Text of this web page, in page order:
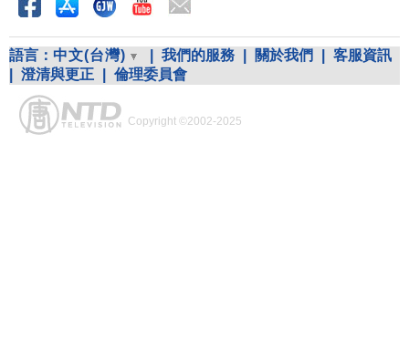
語言： 中文(台灣) 我們的服務 關於我們
客服資訊
澄清與更正 倫理委員會
Copyright ©2002-2025